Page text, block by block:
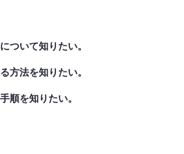
ついて知りたい。
方法を知りたい。
順を知りたい。